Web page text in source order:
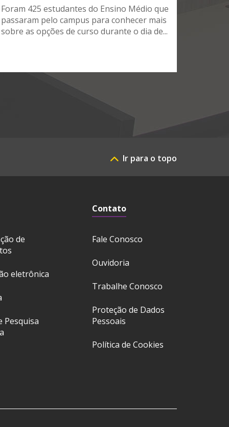
Foram 425 estudantes do Ensino Médio que
passaram pelo campus para conhecer mais
sobre as opções de curso durante o dia de...
Ir para o topo
de
eletrônica
Pesquisa
Contato
Fale Conosco
Ouvidoria
Trabalhe Conosco
Proteção de Dados
Pessoais
Política de Cookies